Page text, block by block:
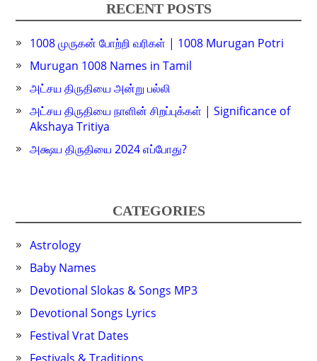
RECENT POSTS
1008 முருகன் போற்றி வரிகள் | 1008 Murugan Potri
Murugan 1008 Names in Tamil
அட்சய திருதியை அன்று பல்லி
அட்சய திருதியை நாளின் சிறப்புக்கள் | Significance of
Akshaya Tritiya
அக்ஷய திருதியை 2024 எப்போது?
CATEGORIES
Astrology
Baby Names
Devotional Slokas & Songs MP3
Devotional Songs Lyrics
Festival Vrat Dates